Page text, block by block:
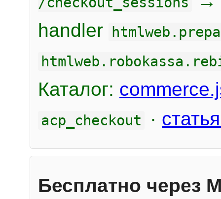
handler
Каталог:
acp_checkout ·
Бесплатно через